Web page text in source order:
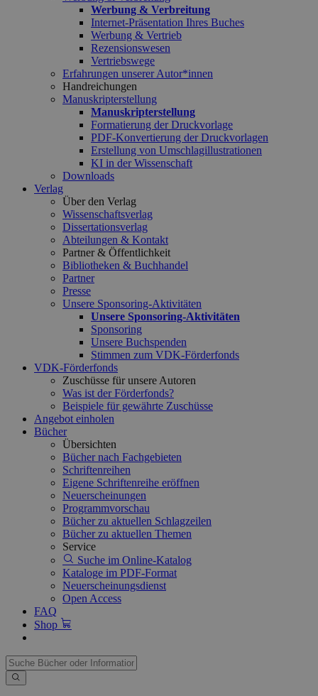
Werbung & Verbreitung
Internet-Präsentation Ihres Buches
Werbung & Vertrieb
Rezensionswesen
Vertriebswege
Erfahrungen unserer Autor*innen
Handreichungen
Manuskripterstellung
Manuskripterstellung
Formatierung der Druckvorlage
PDF-Konvertierung der Druckvorlagen
Erstellung von Umschlagillustrationen
KI in der Wissenschaft
Downloads
Verlag
Über den Verlag
Wissenschaftsverlag
Dissertationsverlag
Abteilungen & Kontakt
Partner & Öffentlichkeit
Bibliotheken & Buchhandel
Partner
Presse
Unsere Sponsoring-Aktivitäten
Unsere Sponsoring-Aktivitäten
Sponsoring
Unsere Buchspenden
Stimmen zum VDK-Förderfonds
VDK-Förderfonds
Zuschüsse für unsere Autoren
Was ist der Förderfonds?
Beispiele für gewährte Zuschüsse
Angebot einholen
Bücher
Übersichten
Bücher nach Fachgebieten
Schriftenreihen
Eigene Schriftenreihe eröffnen
Neuerscheinungen
Programmvorschau
Bücher zu aktuellen Schlagzeilen
Bücher zu aktuellen Themen
Service
Suche im Online-Katalog
Kataloge im PDF-Format
Neuerscheinungsdienst
Open Access
FAQ
Shop